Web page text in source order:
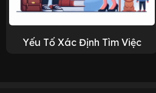
Yếu Tố Xác Định Tìm Việc